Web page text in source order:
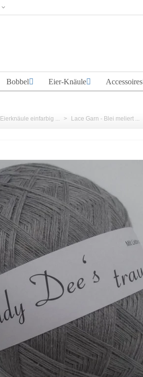
Bobbel Eier-Knäule Accessoires
Eierknäule einfarbig ... > Lace Garn - Blei meliert ...